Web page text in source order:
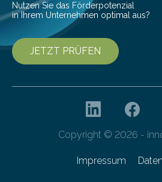
Nutzen Sie das Förderpotenzial
in Ihrem Unternehmen optimal aus?
JETZT PRÜFEN
Copyright © 2026 -
Impressum